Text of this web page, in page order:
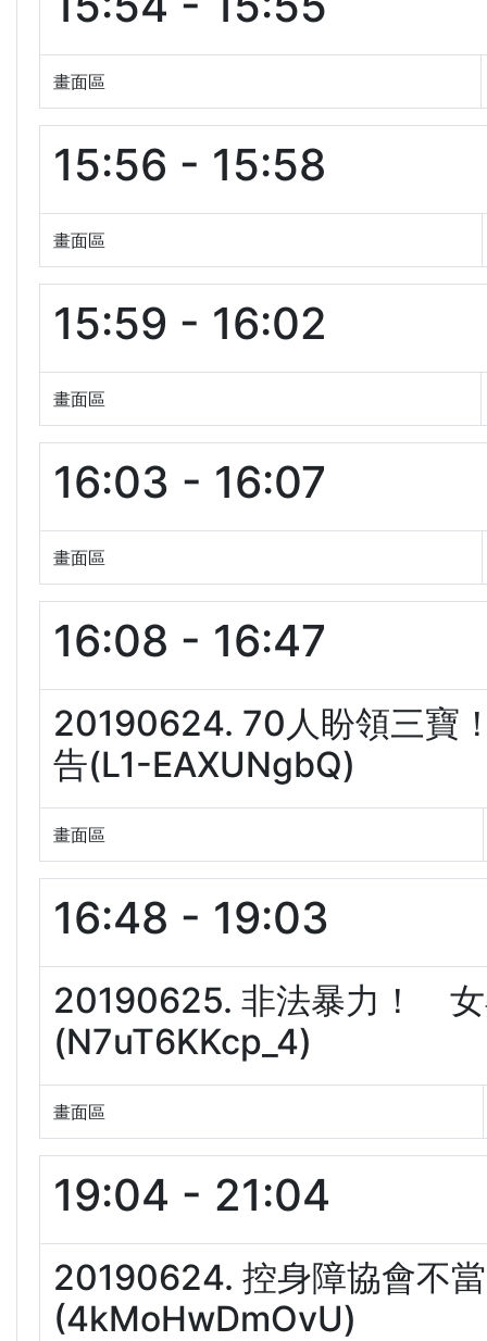
畫面區
15:56 - 15:58
畫面區
15:59 - 16:02
畫面區
16:03 - 16:07
畫面區
16:08 - 16:47
20190624. 70人盼領三寶
告(L1-EAXUNgbQ)
畫面區
16:48 - 19:03
20190625. 非法暴力！
(N7uT6KKcp_4)
畫面區
19:04 - 21:04
20190624. 控身障協會不
(4kMoHwDmOvU)